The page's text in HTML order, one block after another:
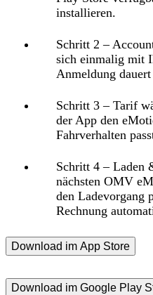
installieren.
Schritt 2 –
sich einmalig mit
Anmeldung
Schritt 3 – Tarif
der App den
Fahrverhalten
Schritt 4 – Laden
nächsten OMV
den Ladevorgang
Rechnung
Download im App Store
Download im Google Play